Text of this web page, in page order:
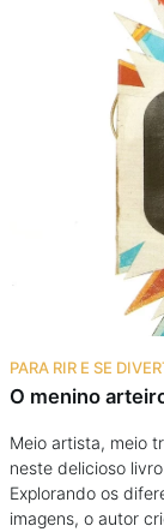
PARA RIR E SE
O menino
Meio artista, meio
neste delicioso
Explorando os
imagens, o autor